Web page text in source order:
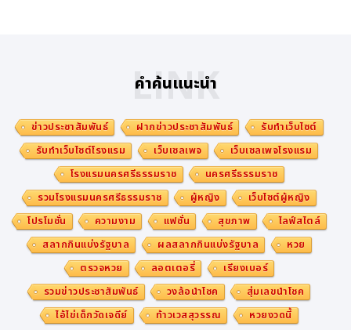
คำค้นแนะนำ
LINK
ข่าวประชาสัมพันธ์ ฝากข่าวประชาสัมพันธ์
รับทำเว็บไซต์
รับทำเว็บไซต์โรงแรม
เว็บเซลเพจ
เว็บเซลเพจโรงแรม
โรงแรมนครศรีธรรมราช
นครศรีธรรมราช
รวมโรงแรมนครศรีธรรมราช
ผู้หญิง
เว็บไซต์ผู้หญิง
โปรโมชั่น
ความงาม แฟชั่น สุขภาพ
ไลฟ์สไตล์
สลากกินแบ่งรัฐบาล
ผลสลากกินแบ่งรัฐบาล
หวย
ตรวจหวย
ลอตเตอรี่
เรียงเบอร์
รวมข่าวประชาสัมพันธ์
วงล้อนำโชค
สุ่มเลขนำโชค
ไอ้ไข่เด็กวัดเจดีย์
ท้าวเวสสุวรรณ
หวยงวดนี้